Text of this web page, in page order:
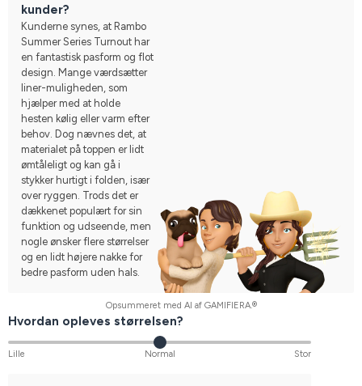
kunder?
Kunderne synes, at Rambo
Summer Series Turnout har
en fantastisk pasform og flot
design. Mange værdsætter
liner-muligheden, som
hjælper med at holde
hesten kølig eller varm efter
behov. Dog nævnes det, at
materialet på toppen er lidt
ømtåleligt og kan gå i
stykker hurtigt i folden, især
over ryggen. Trods det er
dækkenet populært for sin
funktion og udseende, men
nogle ønsker flere størrelser
og en lidt højere nakke for
bedre pasform uden hals.
Opsummeret med AI af GAMIFIERA.®
Hvordan opleves størrelsen?
Lille Normal Stor